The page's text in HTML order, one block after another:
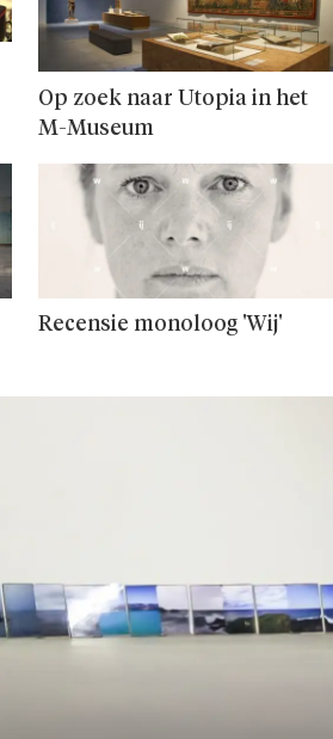
Op zoek naar Utopia in het
M-Museum
Recensie monoloog 'Wij'